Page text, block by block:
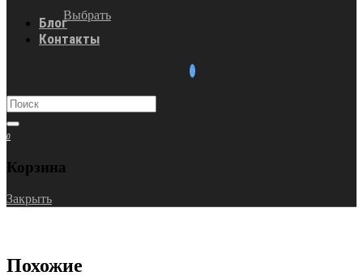
Выбрать
Блог
Контакты
0
Корзина
Закрыть
Похожие